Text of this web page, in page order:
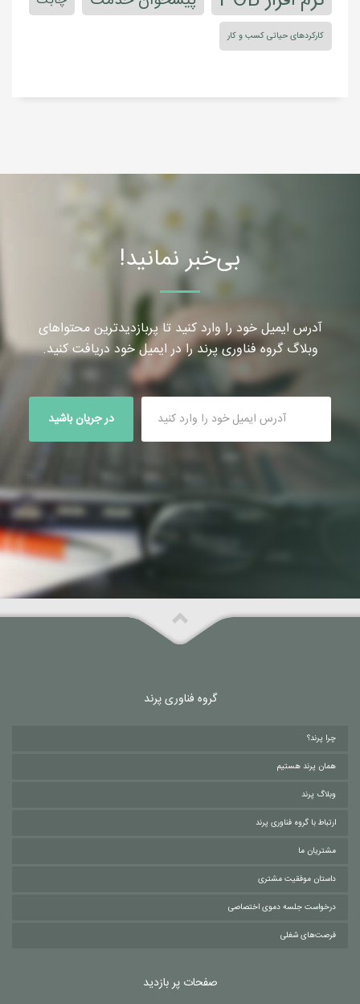
کارکردهای حیاتی کسب و کار
بی‌خبر نمانید!
آدرس ایمیل خود را وارد کنید تا پربازدیدترین محتواهای
وبلاگ گروه فناوری پرند را در ایمیل خود دریافت کنید.
در جریان باشید
گروه فناوری پرند
چرا پرند؟
همان پرند هستیم
وبلاگ پرند
ارتباط با گروه فناوری پرند
مشتریان ما
داستان موفقیت مشتری
درخواست جلسه دموی اختصاصی
فرصت‌های شغلی
صفحات پر بازدید